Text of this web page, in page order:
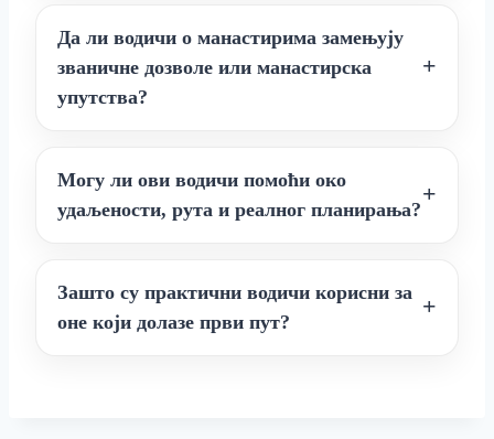
Да ли водичи о манастирима замењују
званичне дозволе или манастирска
упутства?
Могу ли ови водичи помоћи око
удаљености, рута и реалног планирања?
Зашто су практични водичи корисни за
оне који долазе први пут?